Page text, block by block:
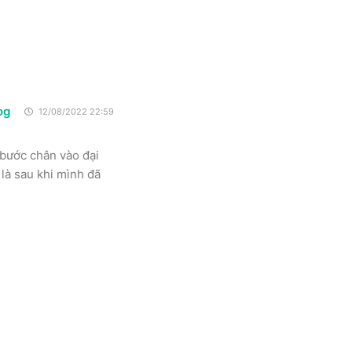
12/08/2022 22:59
chân vào đại
sau khi mình đã